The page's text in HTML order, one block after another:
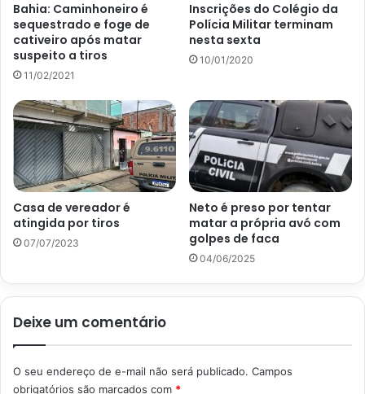
Bahia: Caminhoneiro é
sequestrado e foge de
cativeiro após matar
suspeito a tiros
11/02/2021
Inscrições do Colégio da
Polícia Militar terminam
nesta sexta
10/01/2020
Casa de vereador é
atingida por tiros
07/07/2023
Neto é preso por tentar
matar a própria avó com
golpes de faca
04/06/2025
Deixe um comentário
O seu endereço de e-mail não será publicado. Campos
obrigatórios são marcados com *